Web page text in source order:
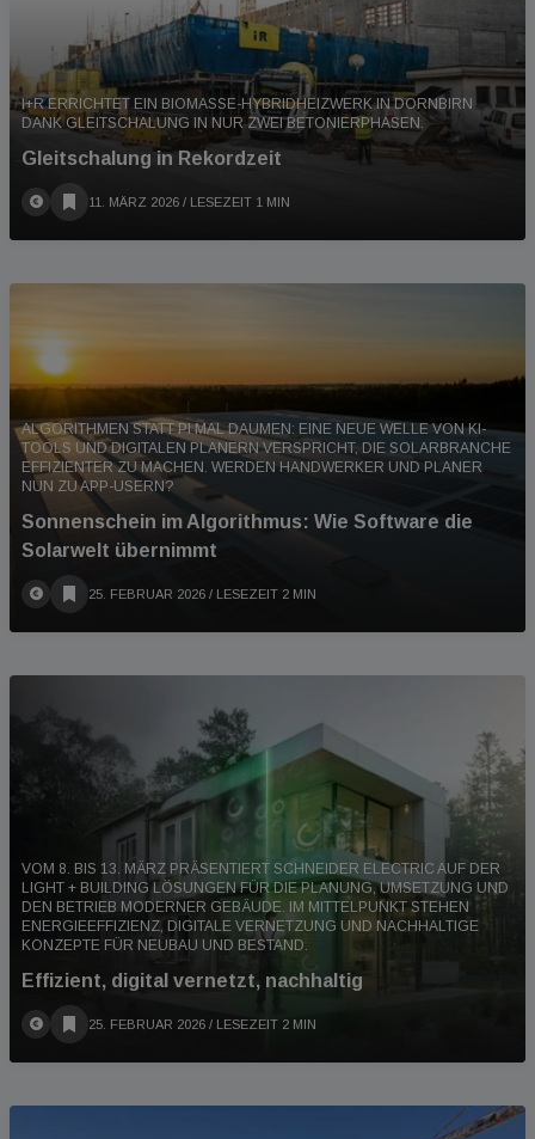
I+R ERRICHTET EIN BIOMASSE-HYBRIDHEIZWERK IN DORNBIRN
DANK GLEITSCHALUNG IN NUR ZWEI BETONIERPHASEN.
Gleitschalung in Rekordzeit
11. MÄRZ 2026 / LESEZEIT 1 MIN
ALGORITHMEN STATT PI MAL DAUMEN: EINE NEUE WELLE VON KI-
TOOLS UND DIGITALEN PLANERN VERSPRICHT, DIE SOLARBRANCHE
EFFIZIENTER ZU MACHEN. WERDEN HANDWERKER UND PLANER
NUN ZU APP-USERN?
Sonnenschein im Algorithmus: Wie Software die
Solarwelt übernimmt
25. FEBRUAR 2026 / LESEZEIT 2 MIN
VOM 8. BIS 13. MÄRZ PRÄSENTIERT SCHNEIDER ELECTRIC AUF DER
LIGHT + BUILDING LÖSUNGEN FÜR DIE PLANUNG, UMSETZUNG UND
DEN BETRIEB MODERNER GEBÄUDE. IM MITTELPUNKT STEHEN
ENERGIEEFFIZIENZ, DIGITALE VERNETZUNG UND NACHHALTIGE
KONZEPTE FÜR NEUBAU UND BESTAND.
Effizient, digital vernetzt, nachhaltig
25. FEBRUAR 2026 / LESEZEIT 2 MIN